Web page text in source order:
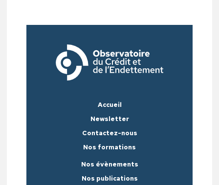
Accueil
Newsletter
Contactez-nous
Nos formations
Nos évènements
Nos publications